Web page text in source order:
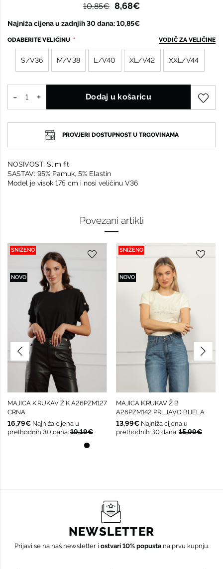
10,85€ 8,68€
Najniža cijena u zadnjih 30 dana: 10,85€
ODABERITE VELIČINU VODIČ ZA VELIČINE
S/V36 M/V38 L/V40 XL/V42 XXL/V44
Dodaj u košaricu
PROVJERI DOSTUPNOST U TRGOVINAMA
NOSIVOST: Slim fit
SASTAV: 95% Pamuk, 5% Elastin
Model je visok 175 cm i nosi veličinu V36
Povezani artikli
SNIŽENO
NOVO
MAJICA K.RUKAV Ž K A26PZM127
CRNA
16,79€ Najniža cijena u
prethodnih 30 dana: 19,19€
SNIŽENO
NOVO
MAJICA K.RUKAV Ž B
A26PZM142 PRLJAVO BIJELA
13,99€ Najniža cijena u
prethodnih 30 dana: 15,99€
NEWSLETTER
Prijavi se na naš newsletter i ostvari 10% popustana prvu kupnju.